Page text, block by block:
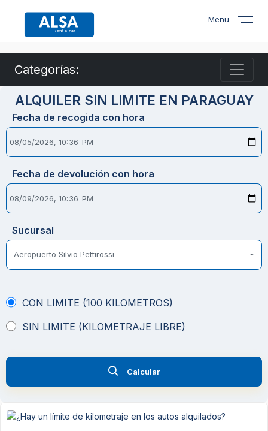
Menu
Categorías:
ALQUILER SIN LIMITE EN PARAGUAY
Fecha de recogida con hora
Fecha de devolución con hora
Sucursal
Aeropuerto Silvio Pettirossi
CON LIMITE (100 KILOMETROS)
SIN LIMITE (KILOMETRAJE LIBRE)
Calcular